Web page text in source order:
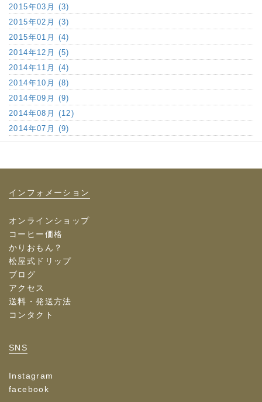
2015年03月 (3)
2015年02月 (3)
2015年01月 (4)
2014年12月 (5)
2014年11月 (4)
2014年10月 (8)
2014年09月 (9)
2014年08月 (12)
2014年07月 (9)
インフォメーション
オンラインショップ
コーヒー価格
かりおもん？
松屋式ドリップ
ブログ
アクセス
送料・発送方法
コンタクト
SNS
Instagram
facebook